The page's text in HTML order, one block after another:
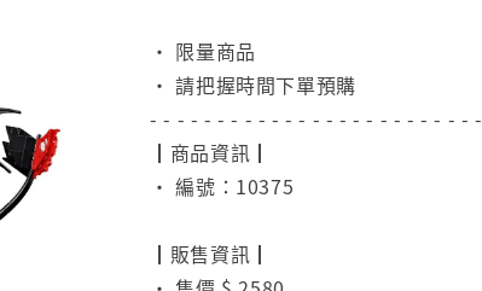
• 限量商品
• 請把握時間下單預購
- - - - - - - - - - - - - - - - - - - - - - - - -
┃商品資訊┃
• 編號：10375
┃販售資訊┃